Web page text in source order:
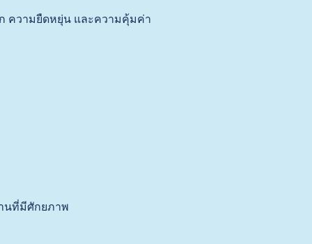
ความยืดหยุ่น และความคุ้มค่า
นที่มีศักยภาพ